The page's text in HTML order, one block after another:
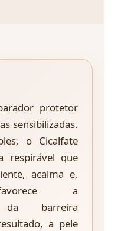
protetor
sensibilizadas.
o Cicalfate
respirável que
acalma e,
a
da barreira
a pele